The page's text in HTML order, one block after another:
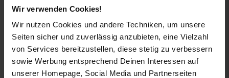
Wir verwenden Cookies!
Wir nutzen Cookies und andere Techniken, um unsere
Seiten sicher und zuverlässig anzubieten, eine Vielzahl
von Services bereitzustellen, diese stetig zu verbessern
sowie Werbung entsprechend Deinen Interessen auf
unserer Homepage, Social Media und Partnerseiten